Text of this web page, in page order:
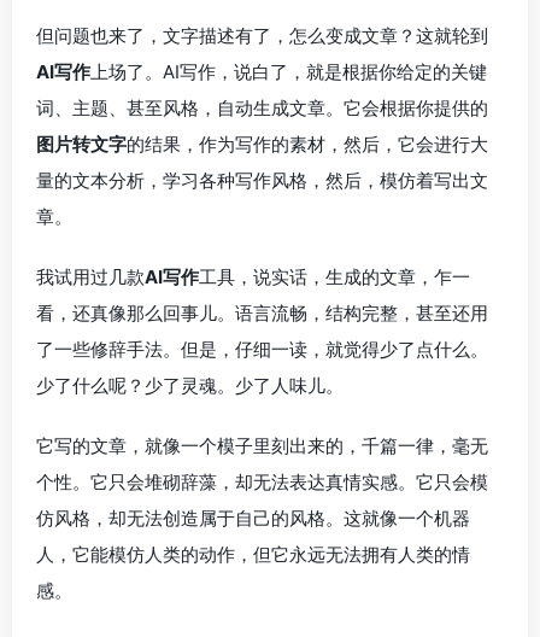
但问题也来了，文字描述有了，怎么变成文章？这就轮到
AI写作 上场了。AI写作，说白了，就是根据你给定的关键
词、主题、甚至风格，自动生成文章。它会根据你提供的
图片转文字的结果，作为写作的素材，然后，它会进行大
量的文本分析，学习各种写作风格，然后，模仿着写出文
章。
我试用过几款AI写作工具，说实话，生成的文章，乍一
看，还真像那么回事儿。语言流畅，结构完整，甚至还用
了一些修辞手法。但是，仔细一读，就觉得少了点什么。
少了什么呢？少了灵魂。少了人味儿。
它写的文章，就像一个模子里刻出来的，千篇一律，毫无
个性。它只会堆砌辞藻，却无法表达真情实感。它只会模
仿风格，却无法创造属于自己的风格。这就像一个机器
人，它能模仿人类的动作，但它永远无法拥有人类的情
感。